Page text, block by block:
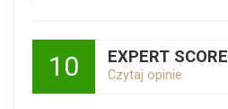
10 EXPERT SCORE
Czytaj opinie